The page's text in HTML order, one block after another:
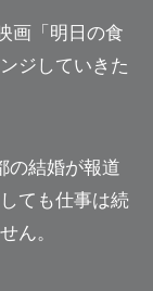
画「明日の食
ジしていきた
の結婚が報道
ても仕事は続
ん。